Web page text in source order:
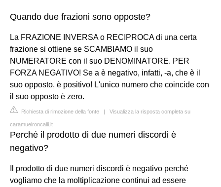
Quando due frazioni sono opposte?
La FRAZIONE INVERSA o RECIPROCA di una certa
frazione si ottiene se SCAMBIAMO il suo
NUMERATORE con il suo DENOMINATORE. PER
FORZA NEGATIVO! Se a è negativo, infatti, -a, che è il
suo opposto, è positivo! L'unico numero che coincide con
il suo opposto è zero.
Richiesta di rimozione della fonte | Visualizza la risposta completa su
caramuelroncalli.it
Perché il prodotto di due numeri discordi è
negativo?
Il prodotto di due numeri discordi è negativo perché
vogliamo che la moltiplicazione continui ad essere